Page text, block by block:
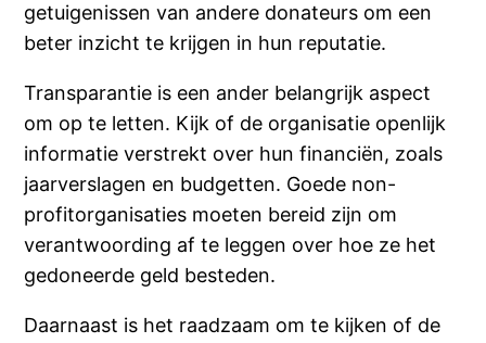
getuigenissen van andere donateurs om een
beter inzicht te krijgen in hun reputatie.
Transparantie is een ander belangrijk aspect
om op te letten. Kijk of de organisatie openlijk
informatie verstrekt over hun financiën, zoals
jaarverslagen en budgetten. Goede non-
profitorganisaties moeten bereid zijn om
verantwoording af te leggen over hoe ze het
gedoneerde geld besteden.
Daarnaast is het raadzaam om te kijken of de